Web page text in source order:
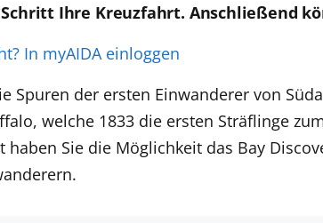
Ihre Kreuzfahrt. Anschließend
In myAIDA einloggen
Spuren der ersten Einwanderer von
welche 1833 die ersten Sträflinge
haben Sie die Möglichkeit das Bay